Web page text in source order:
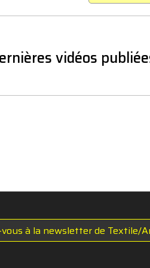
vidéos
à la newsletter de Textile/